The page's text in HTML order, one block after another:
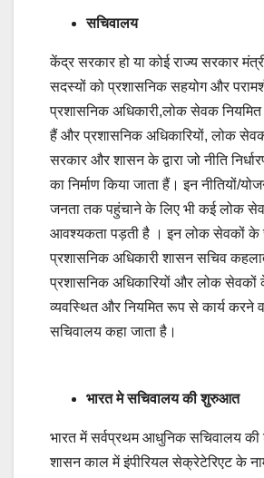
सचिवालय
केंद्र सरकार हो या कोई राज्य सरकार
सदस्यों को प्रशासनिक सहयोग और
प्रशासनिक अधिकारी,लोक सेवक
हैं और प्रशासनिक अधिकारियों, लोक
सरकार और शासन के द्वारा जो नीति
का निर्माण किया जाता हैं। इन नीतियों/
जनता तक पहुंचाने के लिए भी कई लोक
आवश्यकता पड़ती है । इन लोक सेवकों के
प्रशासनिक अधिकारी शासन सचिव
प्रशासनिक अधिकारियों और लोक सेवकों
व्यवस्थित और नियमित रूप से कार्य करने
सचिवालय कहा जाता है।
भारत मे सचिवालय की शुरुआत
भारत में सर्वप्रथम आधुनिक सचिवालय
शासन काल में इंपीरियल सेक्रेटेरिएट के